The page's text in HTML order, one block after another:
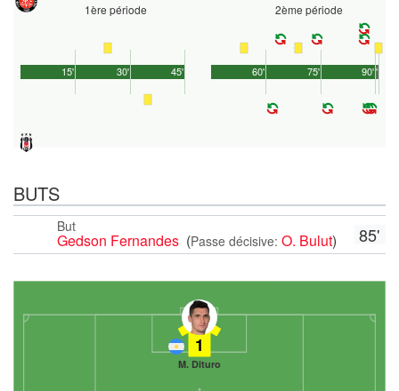
1ère période
45'
15' 30'
2ème période
90'
60' 75' 1'
BUTS
85'
But
Gedson Fernandes (Passe décisive: O. Bulut)
1
M. Dituro